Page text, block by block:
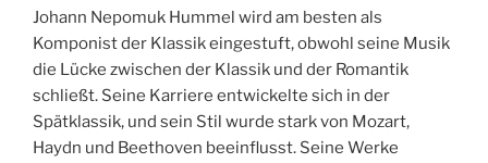
Johann Nepomuk Hummel wird am besten als
Komponist der Klassik eingestuft, obwohl seine Musik
die Lücke zwischen der Klassik und der Romantik
schließt. Seine Karriere entwickelte sich in der
Spätklassik, und sein Stil wurde stark von Mozart,
Haydn und Beethoven beeinflusst. Seine Werke